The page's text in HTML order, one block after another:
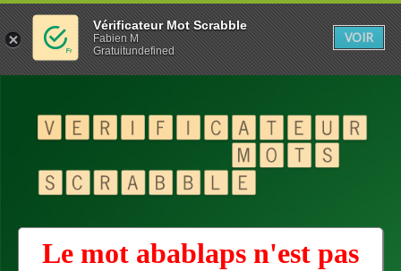
Le mot abablaps n'est pas
Vérificateur Mot Scrabble
Fabien M
Gratuitundefined
VOIR